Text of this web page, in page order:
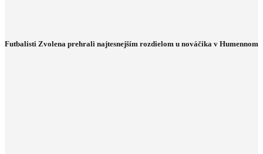
Futbalisti Zvolena prehrali najtesnejším rozdielom u nováčika v Humennom